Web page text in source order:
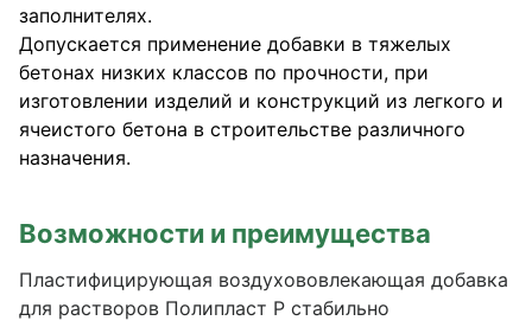
заполнителях.
Допускается применение добавки в тяжелых
бетонах низких классов по прочности, при
изготовлении изделий и конструкций из легкого и
ячеистого бетона в строительстве различного
назначения.
Возможности и преимущества
Пластифицирующая воздухововлекающая добавка
для растворов Полипласт Р стабильно